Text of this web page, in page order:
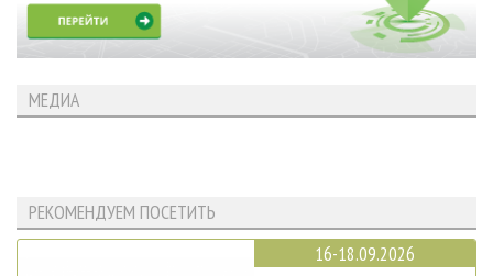
МЕДИА
РЕКОМЕНДУЕМ ПОСЕТИТЬ
16-18.09.2026